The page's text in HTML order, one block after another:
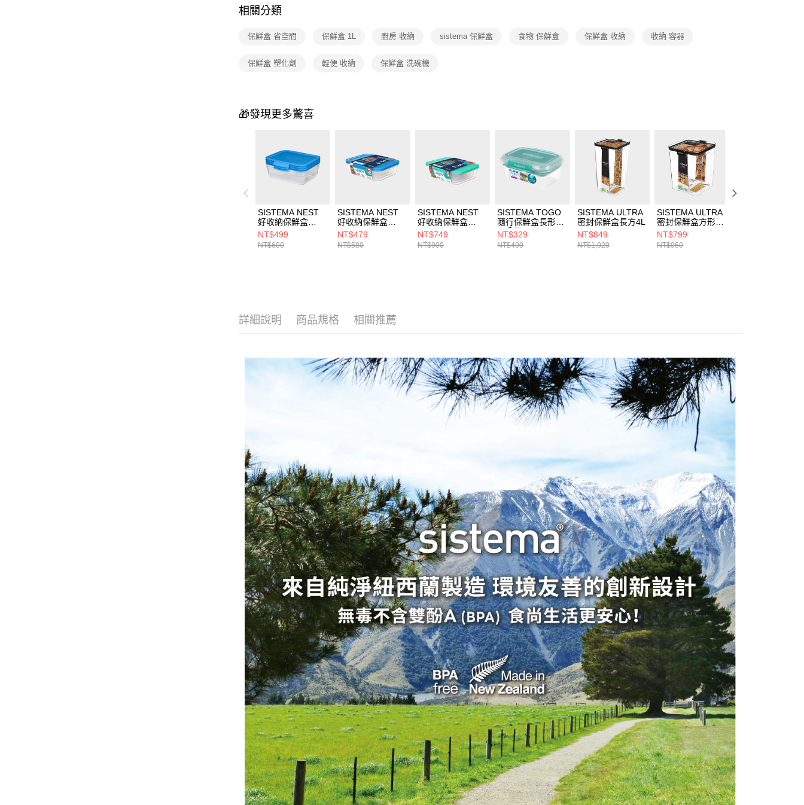
醒簡訊。
用，由本公司與您本人進行分期帳單所需資料之確認、核對及更正。
3.完整用戶服務條款，請詳閱以下連結：
https://oppay.tw/userRule
免運費
相關分類
保鮮盒 省空間 保鮮盒 1L 廚房 收納 sistema 保鮮盒 食物 保鮮盒 保鮮盒 收納 收納 容器
保鮮盒 塑化劑 輕便 收納 保鮮盒 洗碗機
🎁發現更多驚喜
SISTEMA NEST
好收納保鮮盒
1.5L(3入)
NT$499
NT$600
SISTEMA NEST
好收納保鮮盒
600ml / 1L / 1.5L
NT$479
NT$580
SISTEMA NEST
好收納保鮮盒
600ml / 1L / 1.5L
NT$749
NT$900
SISTEMA TOGO
隨行保鮮盒長形分
層分格1L
NT$329
NT$400
SISTEMA ULTRA
密封保鮮盒長方4L
NT$849
NT$1,020
SISTEMA ULTRA
密封保鮮盒方形
2.75L
NT$799
NT$960
詳細說明 商品規格 相關推薦